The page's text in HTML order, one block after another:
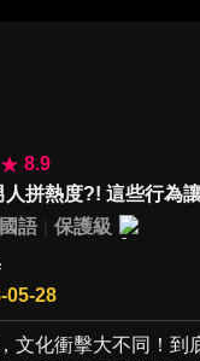
8.9
拼熱度?! 這些行為
國語
保護級
05-28
文化衝擊大不同！到